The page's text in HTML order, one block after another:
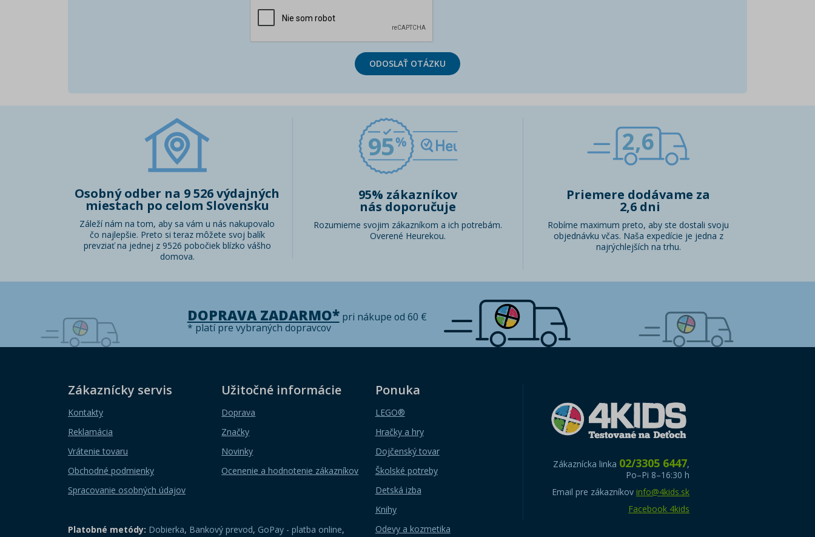
ODOSLAŤ OTÁZKU
Osobný odber na 9 526 výdajných
miestach po celom Slovensku
Záleží nám na tom, aby sa vám u nás nakupovalo
čo najlepšie. Preto si teraz môžete svoj balík
prevziať na jednej z 9526 pobočiek blízko vášho
domova.
95
95% zákazníkov
nás doporučuje
Rozumieme svojim zákazníkom a ich potrebám.
Overené Heurekou.
2,6
Priemere dodávame za
2,6 dni
Robíme maximum preto, aby ste dostali svoju
objednávku včas. Naša expedície je jedna z
najrýchlejších na trhu.
DOPRAVA ZADARMO*pri nákupe od 60 €
* platí pre vybraných dopravcov
Zákaznícky servis
Kontakty
Reklamácia
Vrátenie tovaru
Obchodné podmienky
Spracovanie osobných údajov
Užitočné informácie
Doprava
Značky
Novinky
Ocenenie a hodnotenie zákazníkov
Ponuka
LEGO®
Hračky a hry
Dojčenský tovar
Školské potreby
Detská izba
Knihy
Odevy a kozmetika
Platobné metódy: Dobierka, Bankový prevod, GoPay - platba online,
Zákaznícka linka 02/3305 6447,
Po–Pi 8–16:30 h
Email pre zákazníkov info@4kids.sk
Facebook 4kids